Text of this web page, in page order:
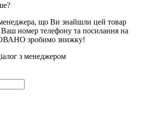
що Ви знайшли цей товар
номер телефону та посилання на
зробимо знижку!
з менеджером